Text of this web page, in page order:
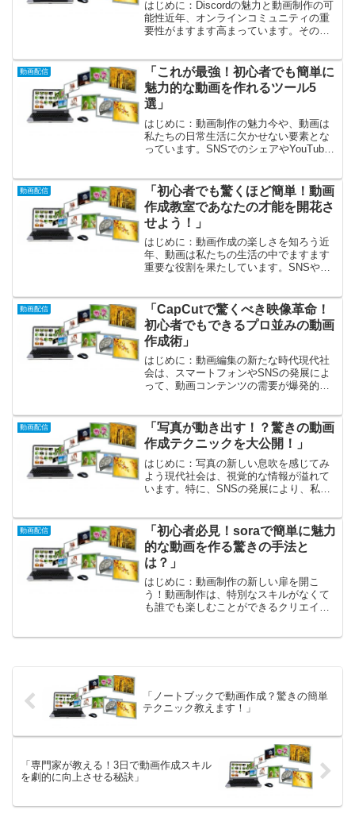
はじめに：Discordの魅力と動画制作の可
能性近年、オンラインコミュニティの重
要性がますます高まっています。その中
て大人気です。しかし、Discordの可能
性...
動画配信
「これが最強！初心者でも簡単に
魅力的な動画を作れるツール5
選」
はじめに：動画制作の魅力今や、動画は
私たちの日常生活に欠かせない要素とな
っています。SNSでのシェアやYouTube
ます。初心者の方にとって動画制作は難
しそうに思えるか...
動画配信
「初心者でも驚くほど簡単！動画
作成教室であなたの才能を開花さ
せよう！」
はじめに：動画作成の楽しさを知ろう近
年、動画は私たちの生活の中でますます
重要な役割を果たしています。SNSや
た。これらのプラットフォームは、クリ
エイティブな表現を...
動画配信
「CapCutで驚くべき映像革命！
初心者でもできるプロ並みの動画
作成術」
はじめに：動画編集の新たな時代現代社
会は、スマートフォンやSNSの発展によ
って、動画コンテンツの需要が爆発的に
短い時間でインパクトを与え、視聴者の
心をつかむこのスタイル...
動画配信
「写真が動き出す！？驚きの動画
作成テクニックを大公開！」
はじめに：写真の新しい息吹を感じてみ
よう現代社会は、視覚的な情報が溢れて
います。特に、SNSの発展により、私た
ただの静止画像が動き出すとしたら、ど
れだけワクワクすること...
動画配信
「初心者必見！soraで簡単に魅力
的な動画を作る驚きの手法と
は？」
はじめに：動画制作の新しい扉を開こ
う！動画制作は、特別なスキルがなくて
も誰でも楽しむことができるクリエイテ
「ノートブックで動画作成？驚きの簡単
テクニック教えます！」
「専門家が教える！3日で動画作成スキル
を劇的に向上させる秘訣」